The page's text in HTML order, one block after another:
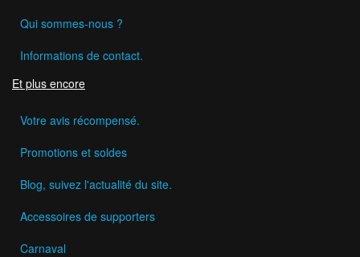
Qui sommes-nous ?
Informations de contact.
Et plus encore
Votre avis récompensé.
Promotions et soldes
Blog, suivez l'actualité du site.
Accessoires de supporters
Carnaval